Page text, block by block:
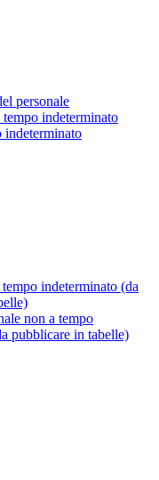
personale
tempo indeterminato
indeterminato
indeterminato (da
non a tempo
pubblicare in tabelle)